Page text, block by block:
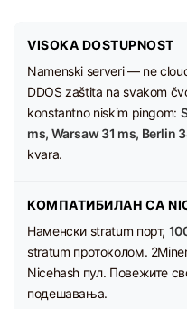
VISOKA DOSTUPNOST
Namenski serveri — ne
DDOS zaštita na svakom
konstantno niskim pingom:
ms, Warsaw 31 ms, Berlin
kvara.
КОМПАТИБИЛАН СА
Наменски stratum порт,
stratum протоколом.
Nicehash пул. Повежите
подешавања.